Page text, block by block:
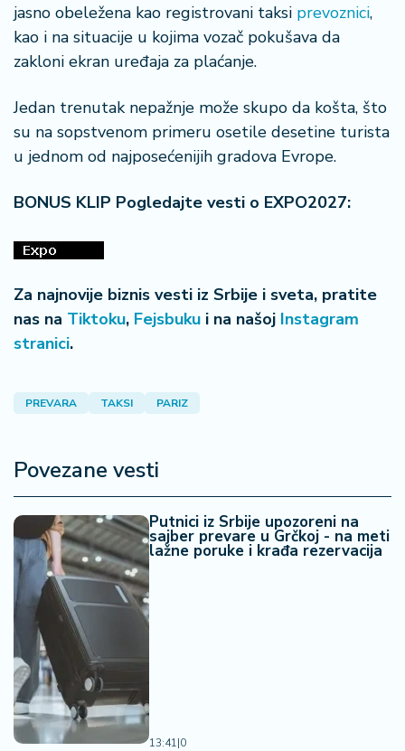
jasno obeležena kao registrovani taksi prevoznici,
kao i na situacije u kojima vozač pokušava da
zakloni ekran uređaja za plaćanje.
Jedan trenutak nepažnje može skupo da košta, što
su na sopstvenom primeru osetile desetine turista
u jednom od najposećenijih gradova Evrope.
BONUS KLIP Pogledajte vesti o EXPO2027:
Za najnovije biznis vesti iz Srbije i sveta, pratite
nas na Tiktoku, Fejsbuku i na našoj Instagram
stranici.
PREVARA TAKSI PARIZ
Povezane vesti
Putnici iz Srbije upozoreni na
sajber prevare u Grčkoj - na meti
lažne poruke i krađa rezervacija
13:41|0